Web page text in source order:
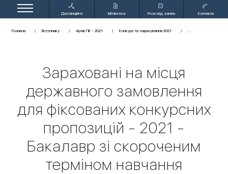
Дистанційне
Бібліотека Розклад занять Контакти
Головна Вступнику Архів ПК - 2021 Конкурс та зарахування-2021
Зараховані на місця
державного замовлення
для фіксованих конкурсних
пропозицій - 2021 -
Бакалавр зі скороченим
терміном навчання